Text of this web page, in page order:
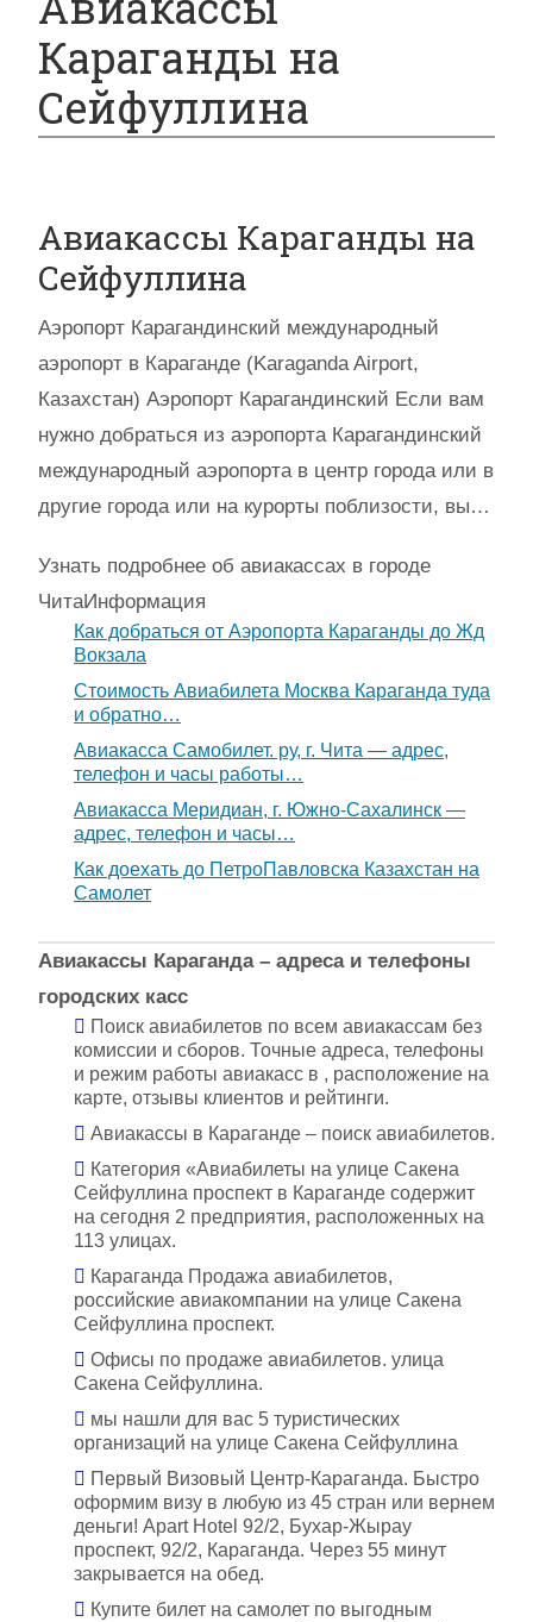
Караганды на
Сейфуллина
Авиакассы Караганды на
Сейфуллина
Аэропорт Карагандинский международный
аэропорт в Караганде (Karaganda Airport,
Казахстан) Аэропорт Карагандинский Если вам
нужно добраться из аэропорта Карагандинский
международный аэропорта в центр города или в
другие города или на курорты поблизости, вы…
Узнать подробнее об авиакассах в городе
ЧитаИнформация
Как добраться от Аэропорта Караганды до Жд
Вокзала
Стоимость Авиабилета Москва Караганда туда
и обратно…
Авиакасса Самобилет. ру, г. Чита — адрес,
телефон и часы работы…
Авиакасса Меридиан, г. Южно-Сахалинск —
адрес, телефон и часы…
Как доехать до ПетроПавловска Казахстан на
Самолет
Авиакассы Караганда – адреса и телефоны
городских касс
Поиск авиабилетов по всем авиакассам без
комиссии и сборов. Точные адреса, телефоны
и режим работы авиакасс в , расположение на
карте, отзывы клиентов и рейтинги.
Авиакассы в Караганде – поиск авиабилетов.
Категория «Авиабилеты на улице Сакена
Сейфуллина проспект в Караганде содержит
на сегодня 2 предприятия, расположенных на
113 улицах.
Караганда Продажа авиабилетов,
российские авиакомпании на улице Сакена
Сейфуллина проспект.
Офисы по продаже авиабилетов. улица
Сакена Сейфуллина.
мы нашли для вас 5 туристических
организаций на улице Сакена Сейфуллина
Первый Визовый Центр-Караганда. Быстро
оформим визу в любую из 45 стран или вернем
деньги! Apart Hotel 92/2, Бухар-Жырау
проспект, 92/2, Караганда. Через 55 минут
закрывается на обед.
Купите билет на самолет по выгодным